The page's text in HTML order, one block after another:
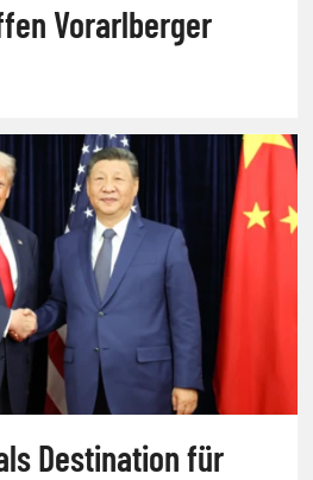
Vorarlberger
Destination für